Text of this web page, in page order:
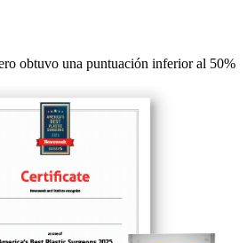
obtuvo una puntuación inferior al 50%